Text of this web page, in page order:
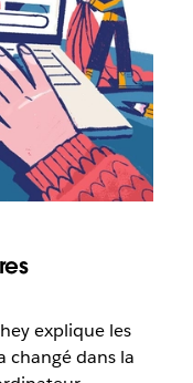
explique les
changé dans la